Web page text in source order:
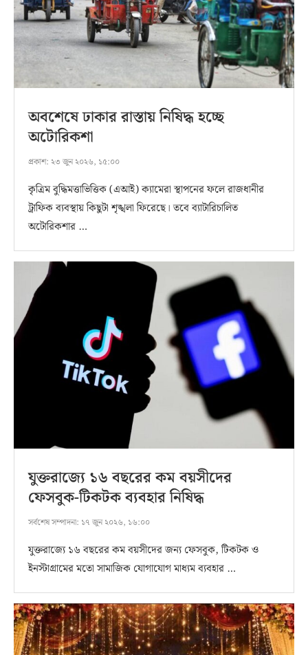
অবশেষে ঢাকার রাস্তায় নিষিদ্ধ হচ্ছে
অটোরিকশা
প্রকাশ: ২৩ জুন ২০২৬, ১৫:০০
কৃত্রিম বুদ্ধিমত্তাভিত্তিক (এআই) ক্যামেরা স্থাপনের ফলে রাজধানীর
ট্রাফিক ব্যবস্থায় কিছুটা শৃঙ্খলা ফিরেছে। তবে ব্যাটারিচালিত
অটোরিকশার …
যুক্তরাজ্যে ১৬ বছরের কম বয়সীদের
ফেসবুক-টিকটক ব্যবহার নিষিদ্ধ
সর্বশেষ সম্পাদনা: ১৭ জুন ২০২৬, ১৬:০০
যুক্তরাজ্যে ১৬ বছরের কম বয়সীদের জন্য ফেসবুক, টিকটক ও
ইনস্টাগ্রামের মতো সামাজিক যোগাযোগ মাধ্যম ব্যবহার …